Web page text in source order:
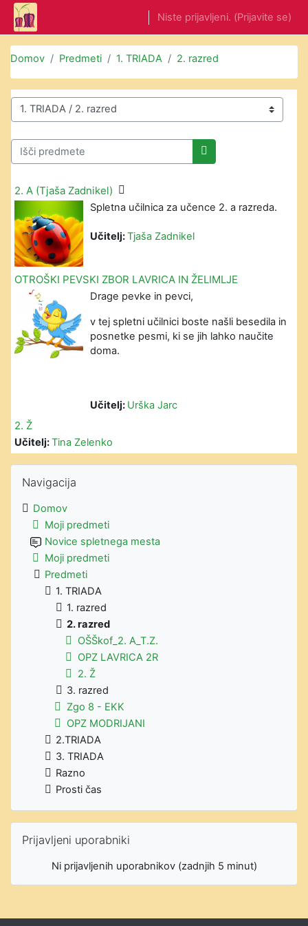
Preskoči na glavno vsebino
Niste prijavljeni. (Prijavite se)
Domov Predmeti 1. TRIADA 2. razred
Kategorije predmetov
Išči predmete
Išči predmete
2. A (Tjaša Zadnikel)
Spletna učilnica za učence 2. a razreda.
Učitelj:Tjaša Zadnikel
OTROŠKI PEVSKI ZBOR LAVRICA IN ŽELIMLJE
Drage pevke in pevci,
v tej spletni učilnici boste našli besedila in
posnetke pesmi, ki se jih lahko naučite
doma.
Učitelj: Urška Jarc
2. Ž
Učitelj:Tina Zelenko
Preskoči Navigacija
Navigacija
Domov
Moji predmeti
Novice spletnega mesta
Moji predmeti
Predmeti
1. TRIADA
1. razred
2. razred
OŠŠkof_2. A_T.Z.
OPZ LAVRICA 2R
2. Ž
3. razred
Zgo 8 - EKK
OPZ MODRIJANI
2.TRIADA
3. TRIADA
Razno
Prosti čas
Preskoči Prijavljeni uporabniki
Prijavljeni uporabniki
Ni prijavljenih uporabnikov (zadnjih 5 minut)